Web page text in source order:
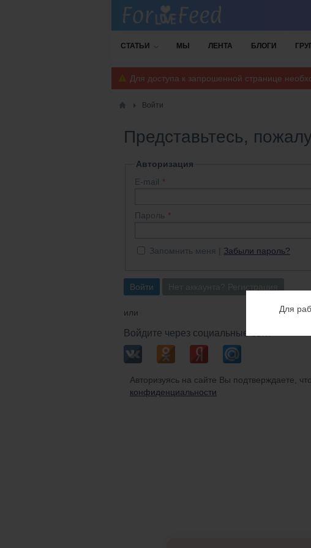
Для
СТАТЬИ МЫ ЛЕНТА БЛОГИ
Для доступа к запрошенной странице
Войти
Представьтесь,
Авторизация
E-mail
Пароль
Запомнить меня Забыли пароль?
Войти
или
Войдите через социальные сети
Авторизуясь на сайте Вы подтверждаете,
конфиденциальности